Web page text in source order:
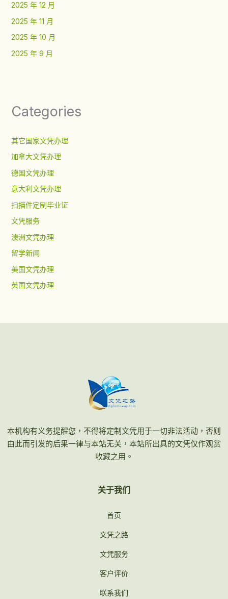
2025 年 12 月
2025 年 11 月
2025 年 10 月
2025 年 9 月
Categories
其它国家文凭办理
加拿大文凭办理
德国文凭办理
意大利文凭办理
扫描件定制毕业证
文凭服务
澳洲文凭办理
留学新闻
美国文凭办理
英国文凭办理
本机构有义务提醒您，不得将定制文凭用于一切非法活动，否则
由此而引发的后果一律与本站无关，本站所出具的文凭仅作观赏
收藏之用。
关于我们
首页
文凭之路
文凭服务
客户评价
联系我们